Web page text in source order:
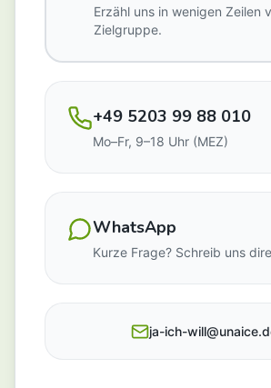
Erzähl uns in wenigen Zeilen
Zielgruppe.
+49 5203 99 88 010
Mo–Fr, 9–18 Uhr (MEZ)
WhatsApp
Kurze Frage? Schreib uns
ja-ich-